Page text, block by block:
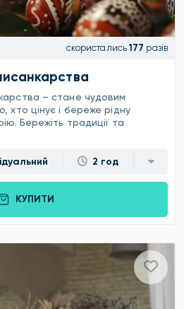
скористались 177 разів
– стане чудовим
хто цінує і береже рідну
Бережіть традиції та
2 год
КУПИТИ